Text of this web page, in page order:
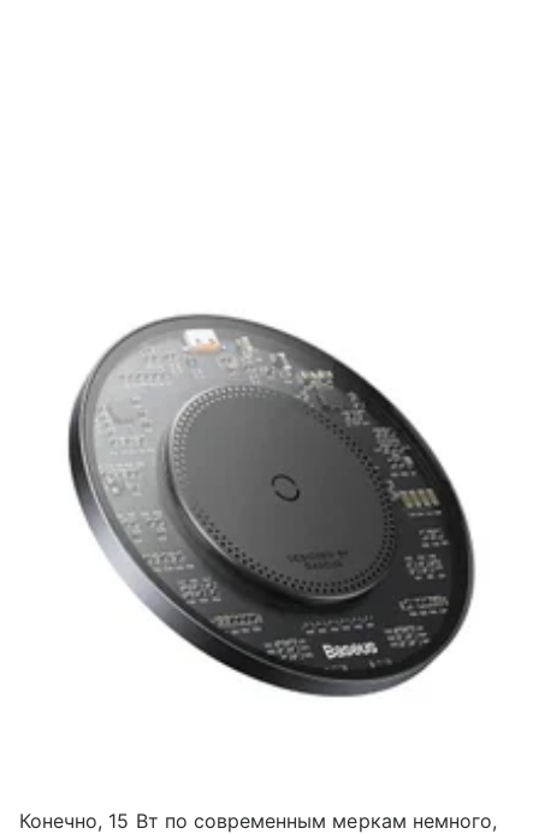
Конечно, 15 Вт по современным меркам немного,